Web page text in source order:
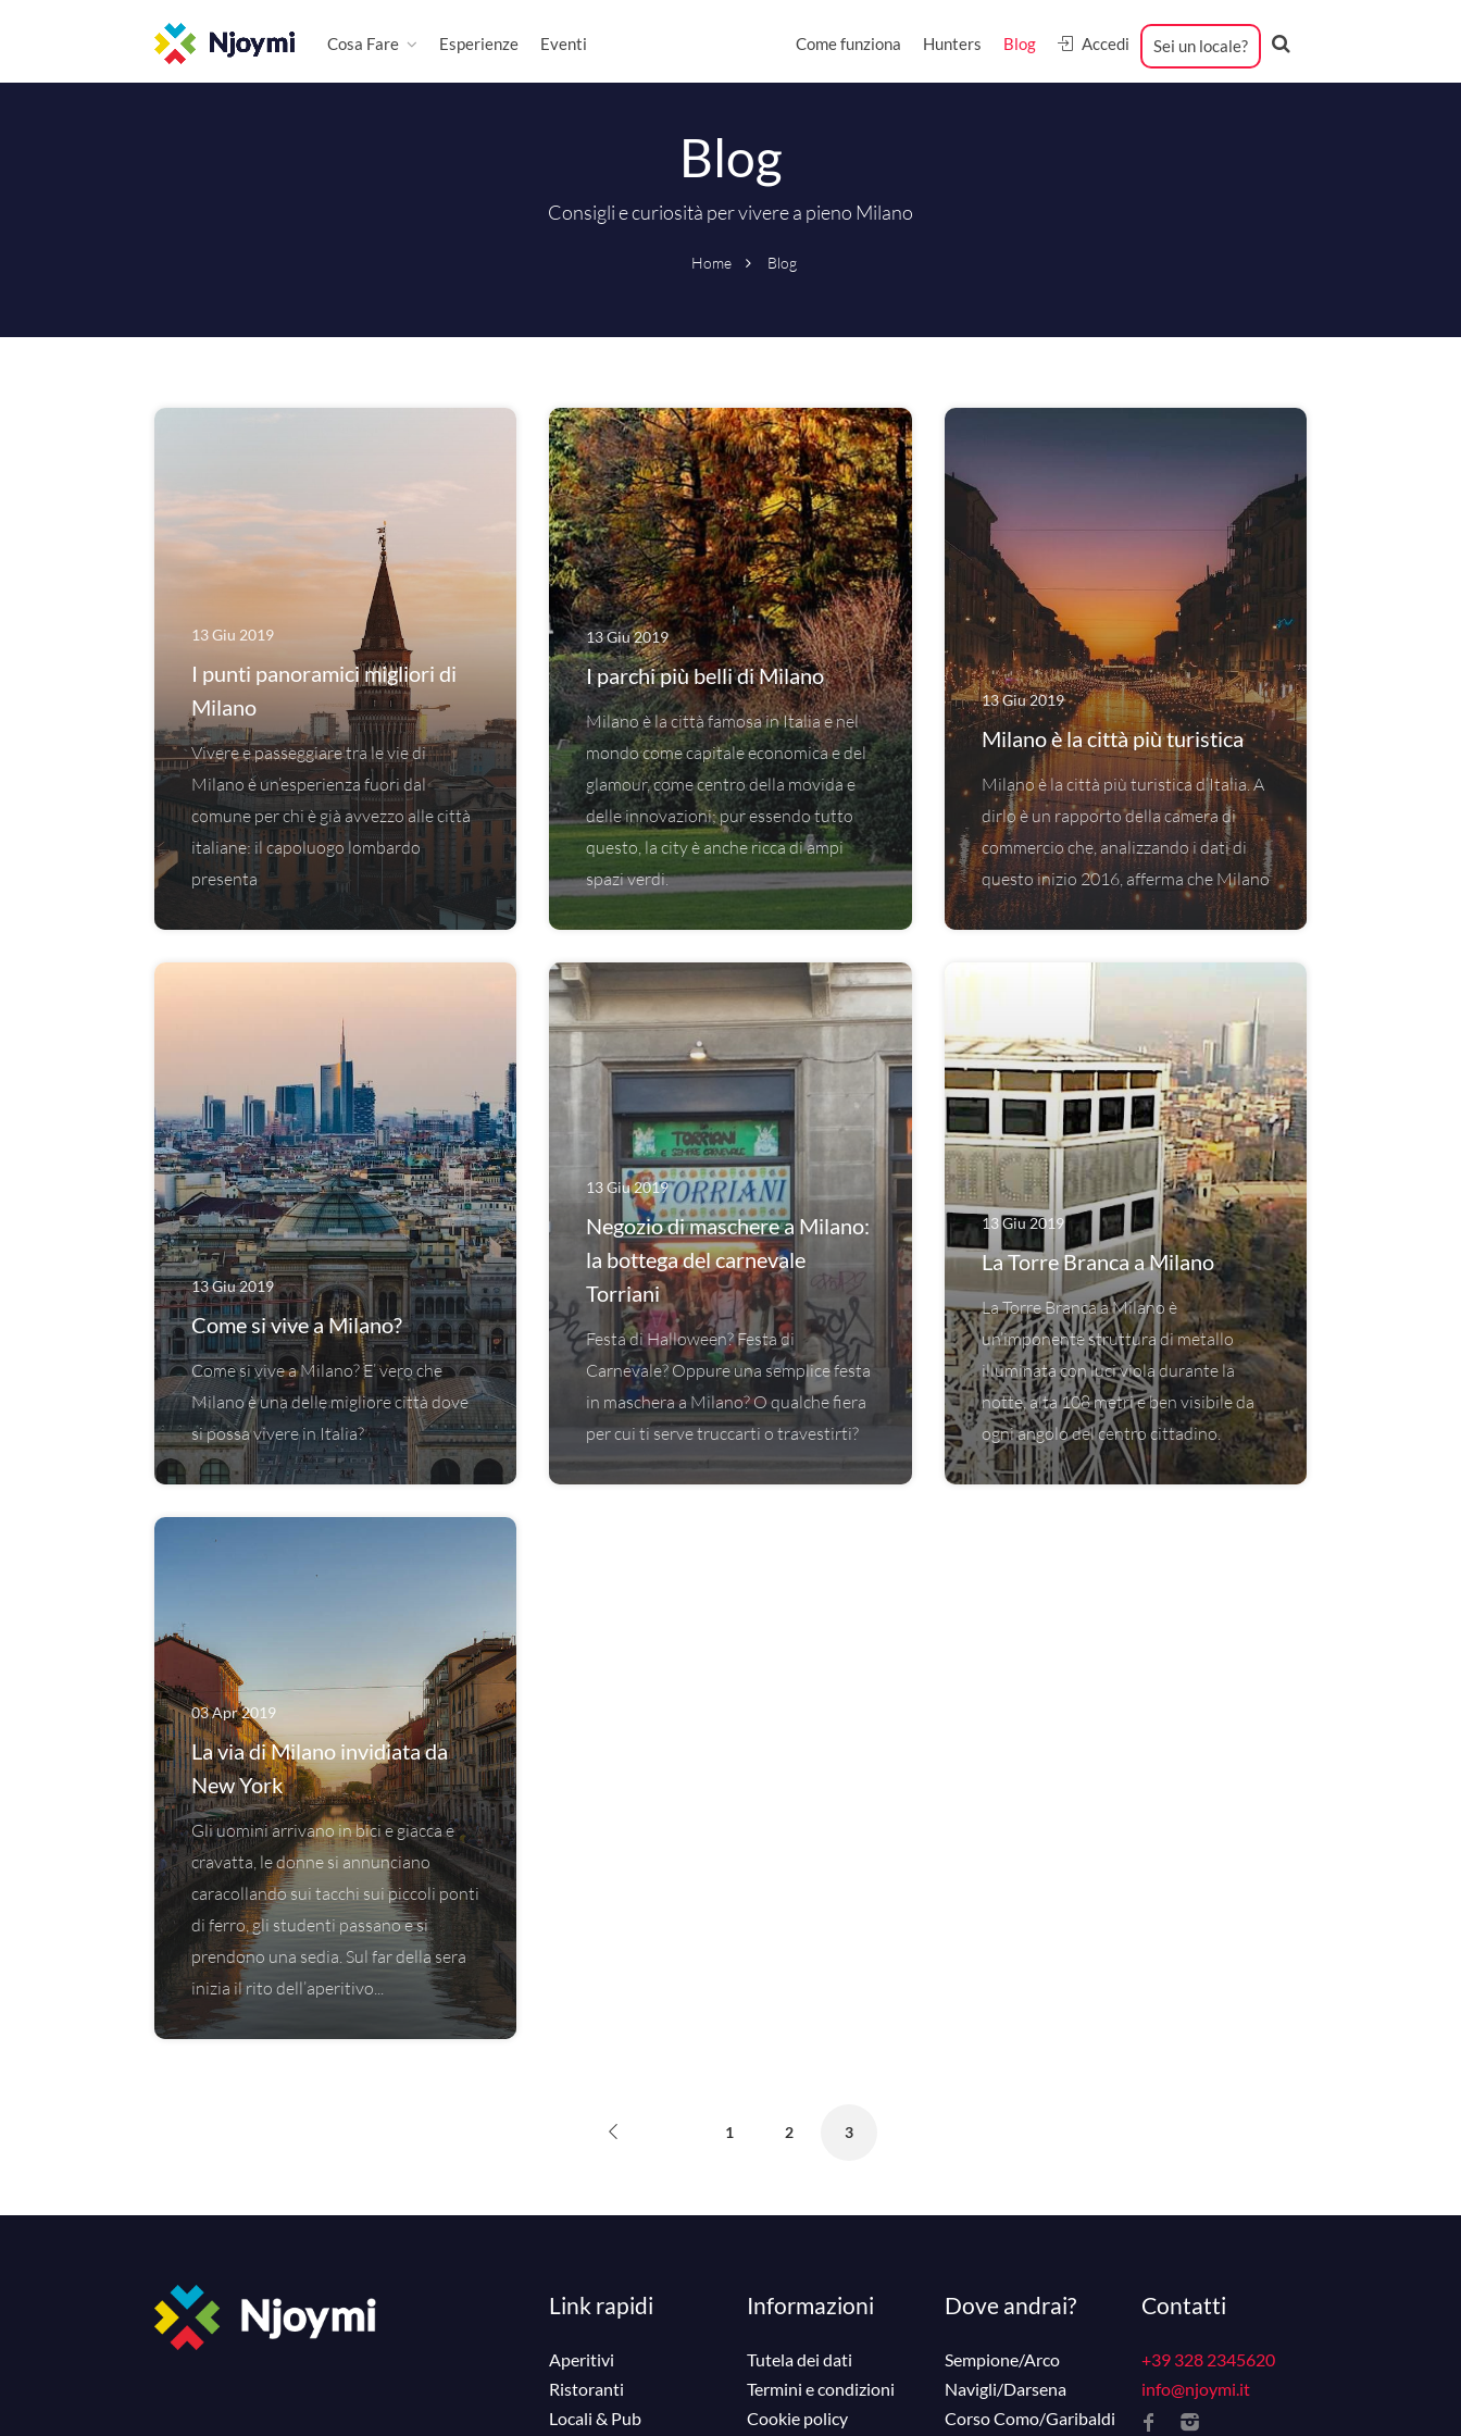
Cosa Fare Esperienze Eventi Come funziona Hunters Blog Accedi Sei un locale?
Blog
Consigli e curiosità per vivere a pieno Milano
Home Blog
13 Giu 2019
I punti panoramici migliori di
Milano
Vivere e passeggiare tra le vie di
Milano è un’esperienza fuori dal
comune per chi è già avvezzo alle città
italiane: il capoluogo lombardo
presenta
13 Giu 2019
I parchi più belli di Milano
Milano è la città famosa in Italia e nel
mondo come capitale economica e del
glamour, come centro della movida e
delle innovazioni; pur essendo tutto
questo, la city è anche ricca di ampi
spazi verdi.
13 Giu 2019
Milano è la città più turistica
Milano è la città più turistica d’Italia. A
dirlo è un rapporto della camera di
commercio che, analizzando i dati di
questo inizio 2016, afferma che Milano
13 Giu 2019
Come si vive a Milano?
Come si vive a Milano? E’ vero che
Milano è una delle migliore città dove
si possa vivere in Italia?
13 Giu 2019
Negozio di maschere a Milano:
la bottega del carnevale
Torriani
Festa di Halloween? Festa di
Carnevale? Oppure una semplice festa
in maschera a Milano? O qualche fiera
per cui ti serve truccarti o travestirti?
13 Giu 2019
La Torre Branca a Milano
La Torre Branca a Milano è
un’imponente struttura di metallo
illuminata con luci viola durante la
notte, alta 108 metri e ben visibile da
ogni angolo del centro cittadino.
03 Apr 2019
La via di Milano invidiata da
New York
Gli uomini arrivano in bici e giacca e
cravatta, le donne si annunciano
caracollando sui tacchi sui piccoli ponti
di ferro, gli studenti passano e si
prendono una sedia. Sul far della sera
inizia il rito dell’aperitivo...
1 2 3
Link rapidi
Aperitivi
Ristoranti
Locali & Pub
Informazioni
Tutela dei dati
Termini e condizioni
Cookie policy
Dove andrai?
Sempione/Arco
Navigli/Darsena
Corso Como/Garibaldi
Contatti
+39 328 2345620
info@njoymi.it